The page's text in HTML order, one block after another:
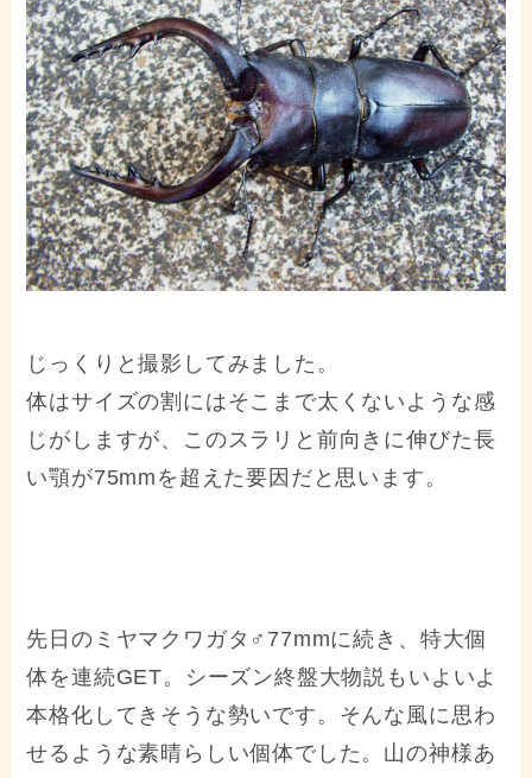
じっくりと撮影してみました。
体はサイズの割にはそこまで太くないような感
じがしますが、このスラリと前向きに伸びた長
い顎が75mmを超えた要因だと思います。
先日のミヤマクワガタ♂77mmに続き、特大個
体を連続GET。シーズン終盤大物説もいよいよ
本格化してきそうな勢いです。そんな風に思わ
せるような素晴らしい個体でした。山の神様あ